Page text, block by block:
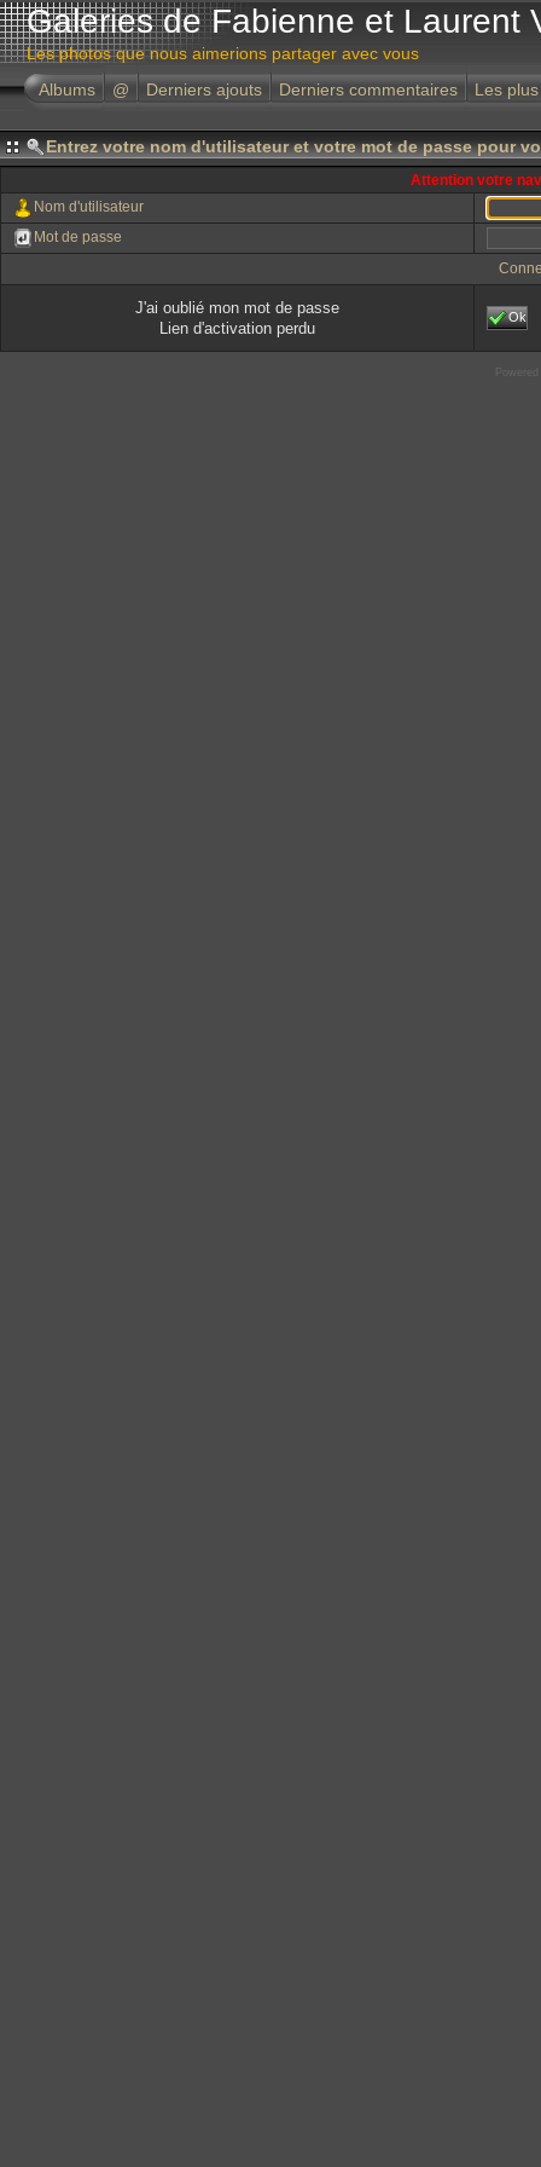
Galeries de Fabienne et Laurent
Les photos que nous aimerions partager avec vous
Albums
@ Derniers ajouts Derniers commentaires Les
Entrez votre nom d'utilisateur et votre mot de passe pour
Attention votre
Nom d'utilisateur
Mot de passe
J'ai oublié mon mot de passe
Lien d'activation perdu
Ok